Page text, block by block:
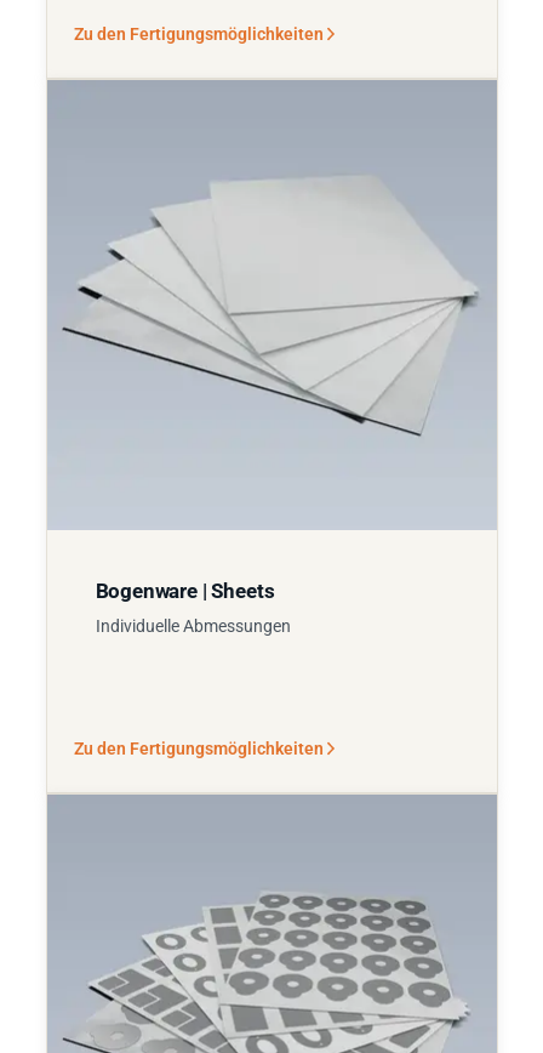
Zu den Fertigungsmöglichkeiten
Bogenware | Sheets
Individuelle Abmessungen
Zu den Fertigungsmöglichkeiten